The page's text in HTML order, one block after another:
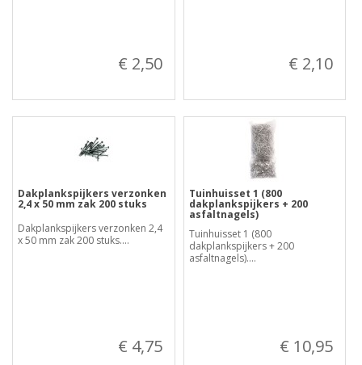
€ 2,50 € 2,10
Dakplankspijkers verzonken
2,4 x 50 mm zak 200 stuks
Dakplankspijkers verzonken 2,4
x 50 mm zak 200 stuks....
€ 4,75
Tuinhuisset 1 (800
dakplankspijkers + 200
asfaltnagels)
Tuinhuisset 1 (800
dakplankspijkers + 200
asfaltnagels)....
€ 10,95